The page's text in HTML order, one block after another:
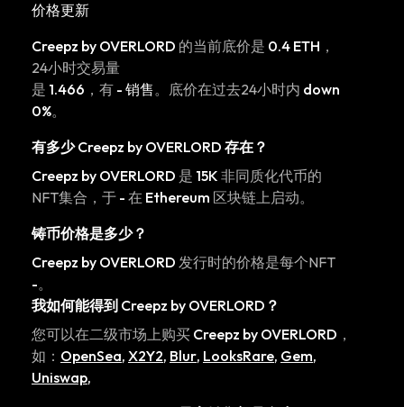
价格更新
Creepz by OVERLORD 的当前底价是 0.4 ETH ，
24小时交易量
是 1.466 ，有 - 销售。底价在过去24小时内 down
0%。
有多少Creepz by OVERLORD 存在？
Creepz by OVERLORD 是 15K 非同质化代币的
NFT集合，于 - 在 Ethereum 区块链上启动。
铸币价格是多少？
Creepz by OVERLORD 发行时的价格是每个NFT
-。
我如何能得到 Creepz by OVERLORD ？
您可以在二级市场上购买 Creepz by OVERLORD ，
如： OpenSea, X2Y2, Blur, LooksRare, Gem,
Uniswap,